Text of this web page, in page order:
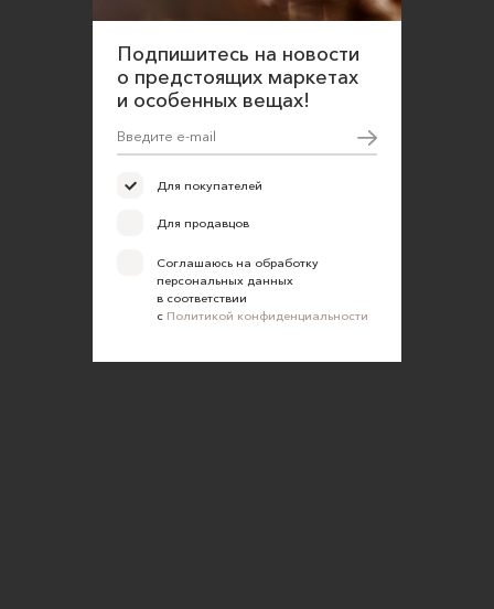
Подпишитесь на новости
о предстоящих маркетах
и особенных вещах!
Для покупателей
Для продавцов
Соглашаюсь на обработку
персональных данных
в соответствии
с Политикой конфиденциальности